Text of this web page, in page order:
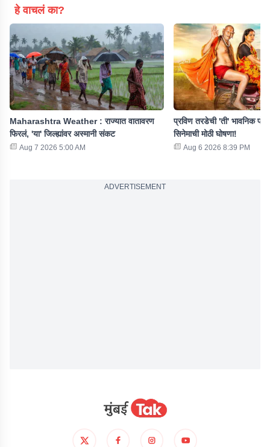
हे वाचलं का?
Maharashtra Weather : राज्यात वातावरण
फिरलं, 'या' जिल्ह्यांवर अस्मानी संकट
Aug 7 2026 5:00 AM
प्रविण तरडेची 'ती' भावनिक
सिनेमाची मोठी घोषणा!
Aug 6 2026 8:39 PM
ADVERTISEMENT